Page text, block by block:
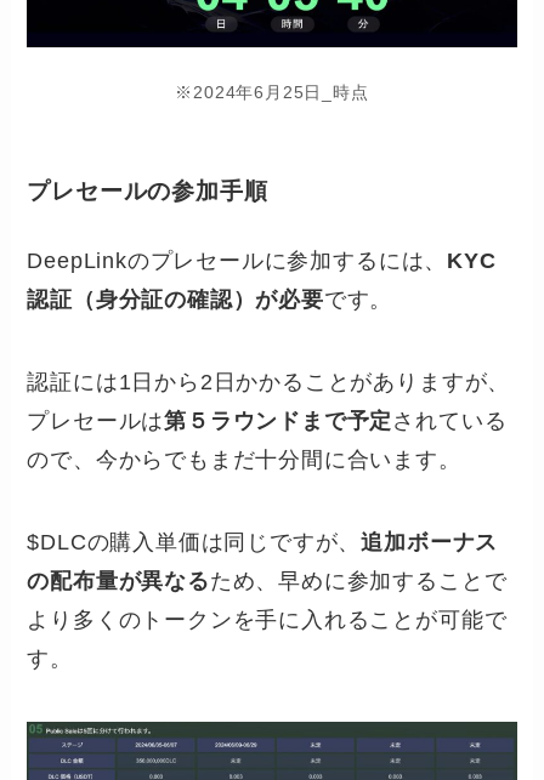
※2024年6月25日_時点
プレセールの参加手順
DeepLinkのプレセールに参加するには、 KYC
認証（身分証の確認）が必要です。
認証には1日から2日かかることがありますが、
プレセールは第５ラウンドまで予定 されている
ので、今からでもまだ十分間に合います。
$DLCの購入単価は同じですが、追加ボーナス
の配布量が異なるため、早めに参加することで
より多くのトークンを手に入れることが可能で
す。